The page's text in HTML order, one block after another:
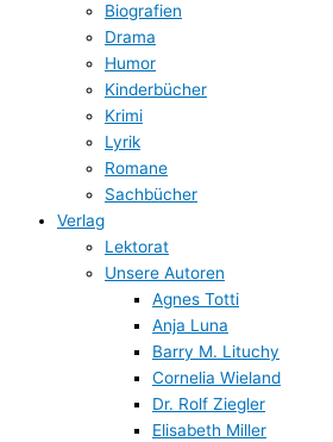
Biografien
Drama
Humor
Kinderbücher
Krimi
Lyrik
Romane
Sachbücher
Verlag
Lektorat
Unsere Autoren
Agnes Totti
Anja Luna
Barry M. Lituchy
Cornelia Wieland
Dr. Rolf Ziegler
Elisabeth Miller